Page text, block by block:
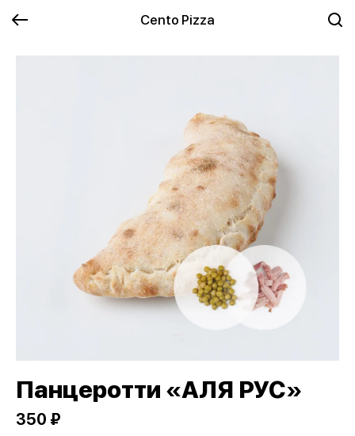
Cento Pizza
Панцеротти «АЛЯ РУС»
350 ₽